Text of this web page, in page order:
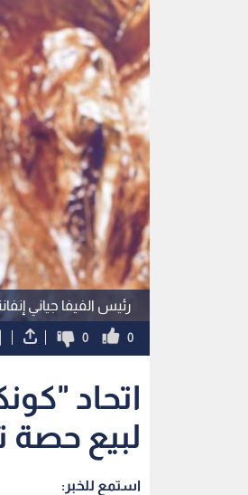
رئيس الفيفا جياني
0
0
اتحاد
لبيع حصة
استمع للخبر: